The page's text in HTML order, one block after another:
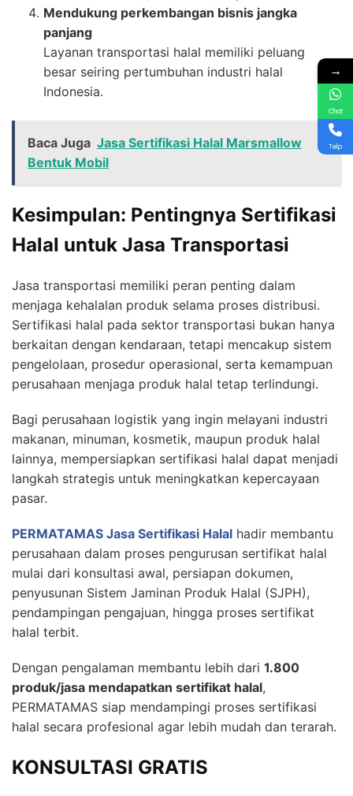
Mendukung perkembangan bisnis jangka
panjang
Layanan transportasi halal memiliki peluang
besar seiring pertumbuhan industri halal
Indonesia.
Baca Juga Jasa Sertifikasi Halal Marsmallow
Bentuk Mobil
Kesimpulan: Pentingnya Sertifikasi
Halal untuk Jasa Transportasi
Jasa transportasi memiliki peran penting dalam
menjaga kehalalan produk selama proses distribusi.
Sertifikasi halal pada sektor transportasi bukan hanya
berkaitan dengan kendaraan, tetapi mencakup sistem
pengelolaan, prosedur operasional, serta kemampuan
perusahaan menjaga produk halal tetap terlindungi.
Bagi perusahaan logistik yang ingin melayani industri
makanan, minuman, kosmetik, maupun produk halal
lainnya, mempersiapkan sertifikasi halal dapat menjadi
langkah strategis untuk meningkatkan kepercayaan
pasar.
PERMATAMAS Jasa Sertifikasi Halal hadir membantu
perusahaan dalam proses pengurusan sertifikat halal
mulai dari konsultasi awal, persiapan dokumen,
penyusunan Sistem Jaminan Produk Halal (SJPH),
pendampingan pengajuan, hingga proses sertifikat
halal terbit.
Dengan pengalaman membantu lebih dari 1.800
produk/jasa mendapatkan sertifikat halal,
PERMATAMAS siap mendampingi proses sertifikasi
halal secara profesional agar lebih mudah dan terarah.
KONSULTASI GRATIS
→
Chat
Telp